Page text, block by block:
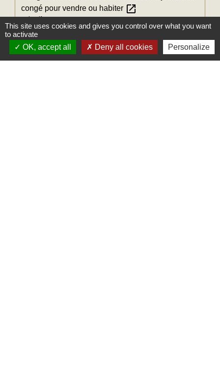
congé pour vendre ou habiter open_in_new
Legifrance
Loi n°89-462 du 6 juillet 1989 relative aux rapports
locatifs : article 15
open_in_new
Legifrance
This site uses cookies and gives you control over what you want
to activate
OK, accept all
Deny all cookies Personalize